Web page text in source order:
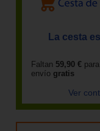
La cesta
Faltan 59,90 €
envío gratis
Ver